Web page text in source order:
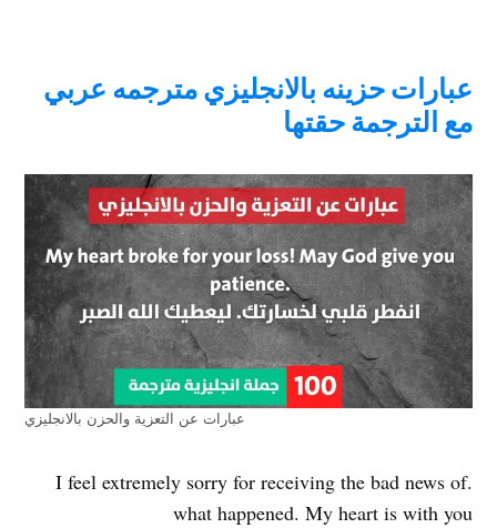
عبارات حزينه بالانجليزي مترجمه عربي
مع الترجمة حقتها
عبارات عن التعزية والحزن بالانجليزي
.I feel extremely sorry for receiving the bad news of
what happened. My heart is with you